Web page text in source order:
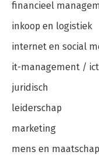
financieel
inkoop en logistiek
internet en social
it-management / ict
juridisch
leiderschap
marketing
mens en